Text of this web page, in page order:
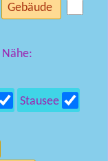
Gebäude
Stausee